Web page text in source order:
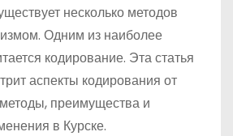
несколько методов
Одним из наиболее
кодирование. Эта статья
аспекты кодирования от
преимущества и
в Курске.